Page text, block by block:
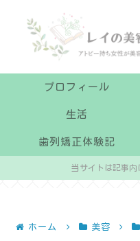
プロフィール
生活
歯列矯正体験記
当サイトは記事内
ホーム 美容